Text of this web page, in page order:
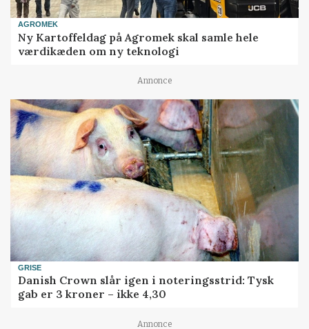
AGROMEK
Ny Kartoffeldag på Agromek skal samle hele
værdikæden om ny teknologi
Annonce
GRISE
Danish Crown slår igen i noteringsstrid: Tysk
gab er 3 kroner – ikke 4,30
Annonce